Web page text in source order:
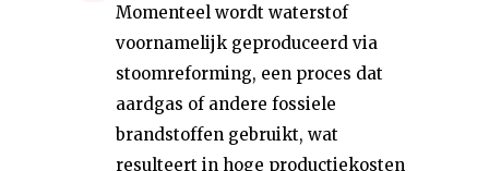
Momenteel wordt waterstof
voornamelijk geproduceerd via
stoomreforming, een proces dat
aardgas of andere fossiele
brandstoffen gebruikt, wat
resulteert in hoge productiekosten